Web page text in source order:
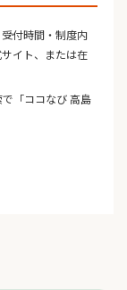
付時間・制度内
イト、または在
「ココなび 高島